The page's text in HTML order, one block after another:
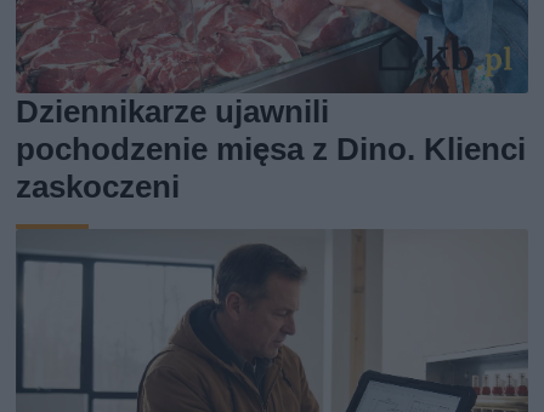
Dziennikarze ujawnili
pochodzenie mięsa z Dino. Klienci
zaskoczeni